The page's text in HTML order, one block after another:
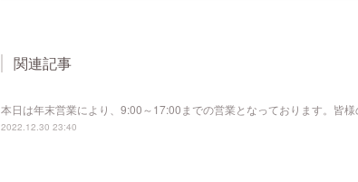
関連記事
本日は年末営業により、9:00～17:00までの営業となっております。皆様
2022.12.30 23:40